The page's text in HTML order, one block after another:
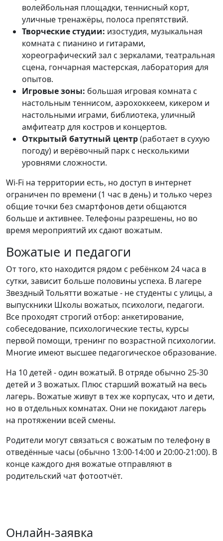
волейбольная площадки, теннисный корт,
уличные тренажёры, полоса препятствий.
Творческие студии: изостудия, музыкальная
комната с пианино и гитарами,
хореографический зал с зеркалами, театральная
сцена, гончарная мастерская, лаборатория для
опытов.
Игровые зоны: большая игровая комната с
настольным теннисом, аэрохоккеем, кикером и
настольными играми, библиотека, уличный
амфитеатр для костров и концертов.
Открытый батутный центр(работает в сухую
погоду) и верёвочный парк с несколькими
уровнями сложности.
Wi-Fi на территории есть, но доступ в интернет
ограничен по времени (1 час в день) и только через
общие точки без смартфонов дети общаются
больше и активнее. Телефоны разрешены, но во
время мероприятий их сдают вожатым.
Вожатые и педагоги
От того, кто находится рядом с ребёнком 24 часа в
сутки, зависит больше половины успеха. В лагере
Звездный Тольятти вожатые - не студенты с улицы, а
выпускники Школы вожатых, психологи, педагоги.
Все проходят строгий отбор: анкетирование,
собеседование, психологические тесты, курсы
первой помощи, тренинг по возрастной психологии.
Многие имеют высшее педагогическое образование.
На 10 детей - один вожатый. В отряде обычно 25-30
детей и 3 вожатых. Плюс старший вожатый на весь
лагерь. Вожатые живут в тех же корпусах, что и дети,
но в отдельных комнатах. Они не покидают лагерь
на протяжении всей смены.
Родители могут связаться с вожатым по телефону в
отведённые часы (обычно 13:00-14:00 и 20:00-21:00). В
конце каждого дня вожатые отправляют в
родительский чат фотоотчёт.
Онлайн-заявка